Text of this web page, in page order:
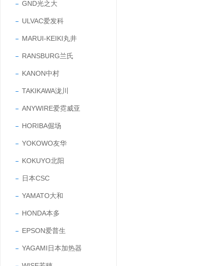
GND光之大
ULVAC爱发科
MARUI-KEIKI丸井
RANSBURG兰氏
KANON中村
TAKIKAWA泷川
ANYWIRE爱霓威亚
HORIBA倔场
YOKOWO友华
KOKUYO北阳
日本CSC
YAMATO大和
HONDA本多
EPSON爱普生
YAGAMI日本加热器